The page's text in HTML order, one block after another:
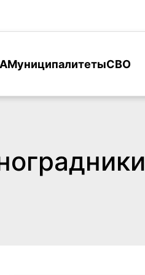
МуниципалитетыСВО